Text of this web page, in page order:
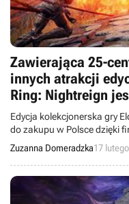
Zawierająca 25-
innych atrakcji
Ring: Nightreign
kosztuje niemało
Edycja kolekcjonerska gry
do zakupu w Polsce dzięki
kooperację produkcję
przedsprzedaży.
Zuzanna Domeradzka17